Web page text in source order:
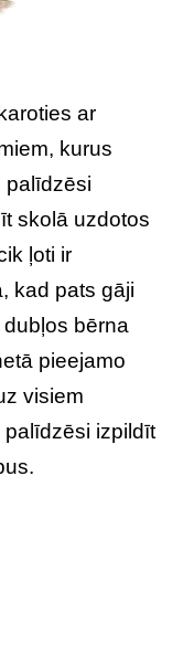
ar
kurus
palīdzēsi
skolā uzdotos
ļoti ir
kad pats gāji
bērna
pieejamo
visiem
palīdzēsi izpildīt